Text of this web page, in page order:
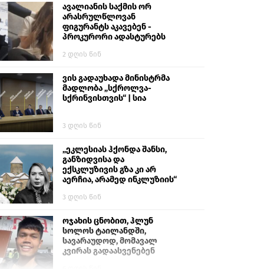
გიგა ავალიანს“
ავალიანის საქმის ორ
არასრულწლოვან
ფიგურანტს აკავებენ -
პროკურორი ადასტურებს
2 დღის წინ
ვის გადაუხადა მინისტრმა
მადლობა „სქროლვა-
სქრინვისთვის“ | სია
3 დღის წინ
„ეკლესიას ჰქონდა შანსი,
განზიდვისა და
ექსკლუზივის გზა კი არ
აერჩია, არამედ ინკლუზიის“
3 დღის წინ
ოჯახის ცნობით, ჰლუნ
სოლოს ტაილანდში,
სავარაუდოდ, მომავალ
კვირას გადაასვენებენ